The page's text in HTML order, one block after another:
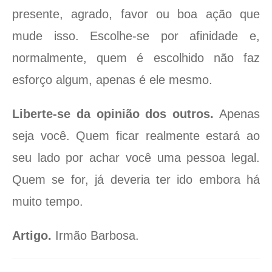
presente, agrado, favor ou boa ação que
mude isso. Escolhe-se por afinidade e,
normalmente, quem é escolhido não faz
esforço algum, apenas é ele mesmo.
Liberte-se da opinião dos outros. Apenas
seja você. Quem ficar realmente estará ao
seu lado por achar você uma pessoa legal.
Quem se for, já deveria ter ido embora há
muito tempo.
Artigo. Irmão Barbosa.